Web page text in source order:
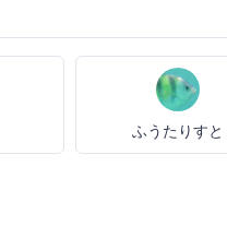
ふうたりすと